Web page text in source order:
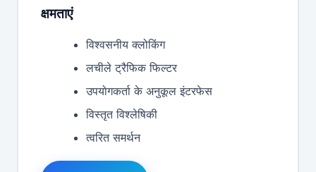
क्षमताएं
विश्वसनीय क्लोकिंग
लचीले ट्रैफिक फिल्टर
उपयोगकर्ता के अनुकूल इंटरफेस
विस्तृत विश्लेषिकी
त्वरित समर्थन